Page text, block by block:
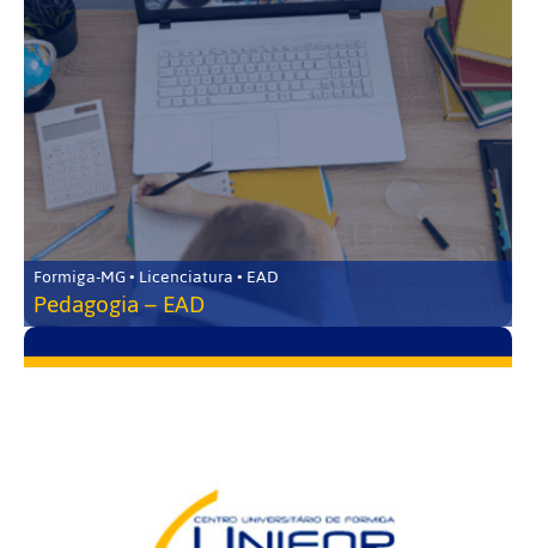
Formiga-MG • Licenciatura • EAD
Pedagogia – EAD